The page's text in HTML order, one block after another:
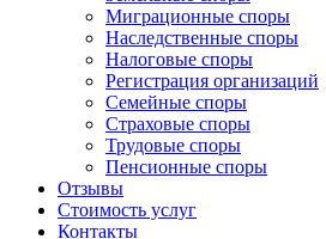
Миграционные споры
Наследственные споры
Налоговые споры
Регистрация организаций
Семейные споры
Страховые споры
Трудовые споры
Пенсионные споры
Отзывы
Стоимость услуг
Контакты